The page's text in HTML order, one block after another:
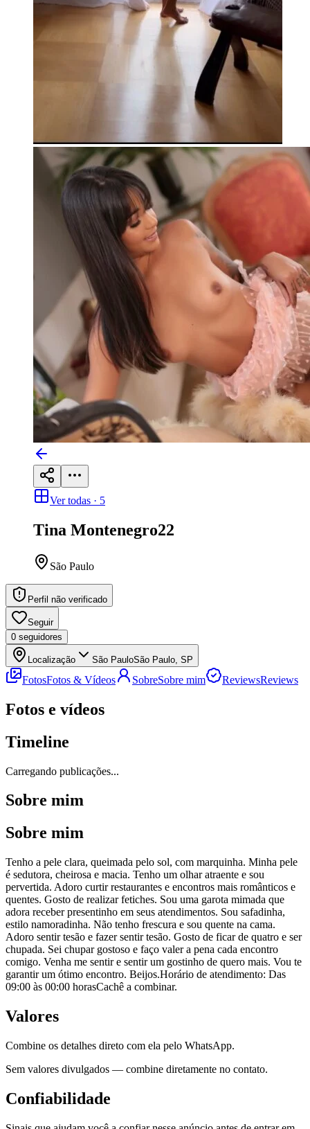
Ver todas · 5
Tina Montenegro22
São Paulo
Perfil não verificado
Seguir
0 seguidores
Localização São PauloSão Paulo, SP
FotosFotos & Vídeos SobreSobre mim ReviewsReviews
Fotos e vídeos
Timeline
Carregando publicações...
Sobre mim
Sobre mim
Tenho a pele clara, queimada pelo sol, com marquinha. Minha pele
é sedutora, cheirosa e macia. Tenho um olhar atraente e sou
pervertida. Adoro curtir restaurantes e encontros mais românticos e
quentes. Gosto de realizar fetiches. Sou uma garota mimada que
adora receber presentinho em seus atendimentos. Sou safadinha,
estilo namoradinha. Não tenho frescura e sou quente na cama.
Adoro sentir tesão e fazer sentir tesão. Gosto de ficar de quatro e ser
chupada. Sei chupar gostoso e faço valer a pena cada encontro
comigo. Venha me sentir e sentir um gostinho de quero mais. Vou te
garantir um ótimo encontro. Beijos.Horário de atendimento: Das
09:00 às 00:00 horasCachê a combinar.
Valores
Combine os detalhes direto com ela pelo WhatsApp.
Sem valores divulgados — combine diretamente no contato.
Confiabilidade